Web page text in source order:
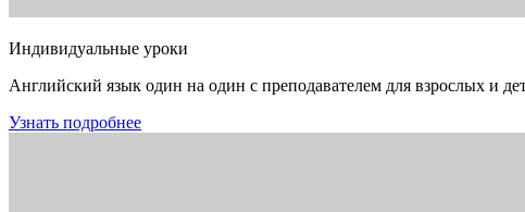
Индивидуальные уроки
Английский язык один на один с преподавателем для взрослых и
Узнать подробнее